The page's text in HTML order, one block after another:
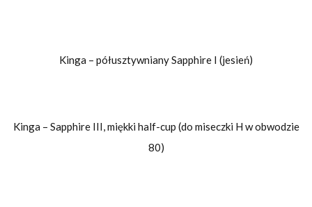
Kinga – półusztywniany Sapphire I (jesień)
Kinga – Sapphire III, miękki half-cup (do miseczki H w obwodzie
80)